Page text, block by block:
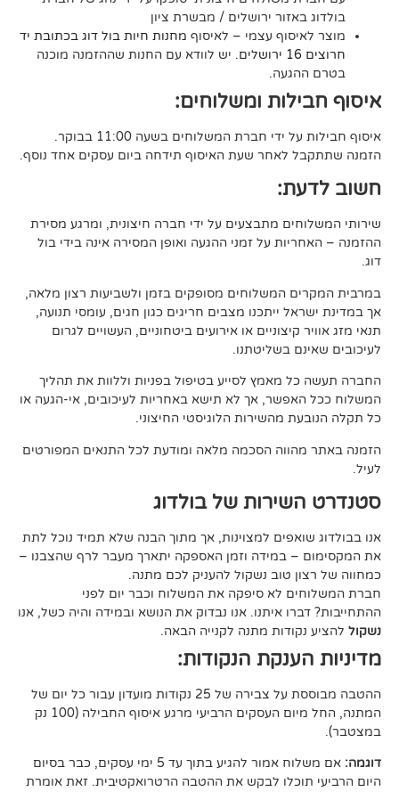
ירושלים / מבשרת ציון
עצמי – לאיסוףמחנות חיות בול דוג בכתובת יד
. יש לוודא עם החנות שההזמנה מוכנה
ומשלוחים:
חברת המשלוחים בשעה 11:00 בבוקר.
לאחר שעת האיסוף תידחה ביום עסקים אחד נוסף.
מתבצעים על ידי חברה חיצונית, ומרגע מסירת
על זמני ההגעה ואופן המסירה אינה בידי בול
המשלוחים מסופקים בזמן ולשביעות רצון מלאה,
ייתכנו מצבים חריגים כגון חגים, עומסי תנועה,
או אירועים ביטחוניים, העשויים לגרום
בשליטתנו.
מאמץ לסייע בטיפול בפניות וללוות את תהליך
אך לא תישא באחריות לעיכובים, אי-הגעה או
מהשירות הלוגיסטי החיצוני.
הסכמה מלאה ומודעת לכל התנאים המפורטים
של בולדוג
למצוינות, אך מתוך הבנה שלא תמיד נוכל לתת
במידה וזמן האספקה יתארך מעבר לרף שהצבנו –
טוב נשקול להעניק לכם מתנה.
לא סיפקה את המשלוח וכבר יום לפני
איתנו. אנו נבדוק את הנושא ובמידה והיה כשל, אנו
מתנה לקנייה הבאה.
הנקודות:
ההטבה מבוססת על צבירה של 25 נקודות מועדון עבור כל יום של
המתנה, החל מיום העסקים הרביעי מרגע איסוף החבילה (100 נק
אם משלוח אמור להגיע בתוך עד 5 ימי עסקים, כבר בסיום
לבקש את ההטבה הרטרואקטיבית. זאת אומרת